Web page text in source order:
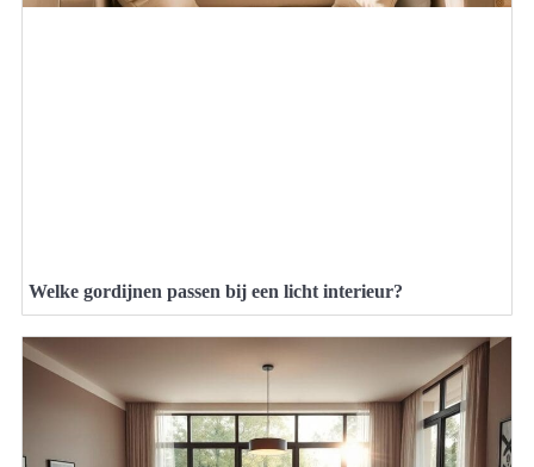
Welke gordijnen passen bij een licht interieur?